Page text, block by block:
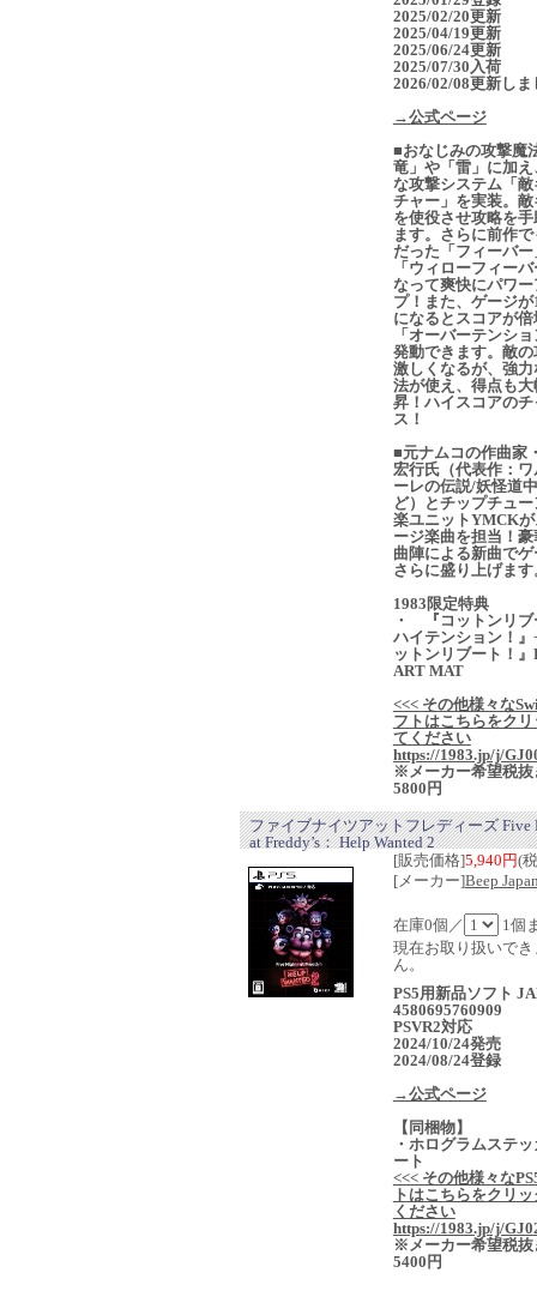
2025/02/20更新
2025/04/19更新
2025/06/24更新
2025/07/30入荷
2026/02/08更新しま
→公式ページ
■おなじみの攻撃魔
竜」や「雷」に加え
な攻撃システム「敵
チャー」を実装。敵
を使役させ攻略を
ます。さらに前作
だった「フィーバー
「ウィローフィー
なって爽快にパワー
プ！また、ゲージが
になるとスコアが
「オーバーテンシ
発動できます。敵の
激しくなるが、強力
法が使え、得点も大
昇！ハイスコアのチ
ス！
■元ナムコの作曲家
宏行氏（代表作：ワ
ーレの伝説/妖怪道
ど）とチップチュ
楽ユニットYMCK
ージ楽曲を担当！
曲陣による新曲で
さらに盛り上げます
1983限定特典
・ 『コットンリブ
ハイテンション！』
ットンリブート！』
ART MAT
<<< その他様々な
フトはこちらをク
てください
https://1983.jp/j/
※メーカー希望税抜
5800円
ファイブナイツアットフレディーズ Five
at Freddy’s： Help Wanted 2
[販売価格]5,940円(
[メーカー]Beep
在庫0個／
1個
現在お取り扱いでき
ん。
PS5用新品ソフト
4580695760909
PSVR2対応
2024/10/24発売
2024/08/24登録
→公式ページ
【同梱物】
・ホログラムステ
ート
<<< その他様々な
トはこちらをクリ
ください
https://1983.jp/j/
※メーカー希望税抜
5400円